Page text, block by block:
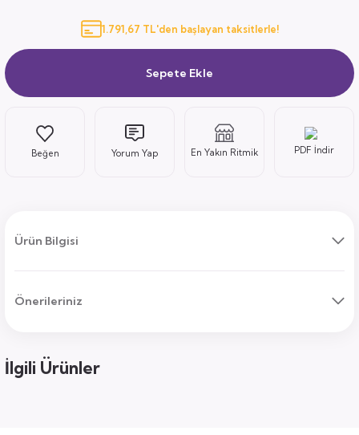
1.791,67 TL'den başlayan taksitlerle!
Sepete Ekle
Yorum Yap En Yakın Ritmik PDF İndir
Ürün Bilgisi
Önerileriniz
İlgili Ürünler